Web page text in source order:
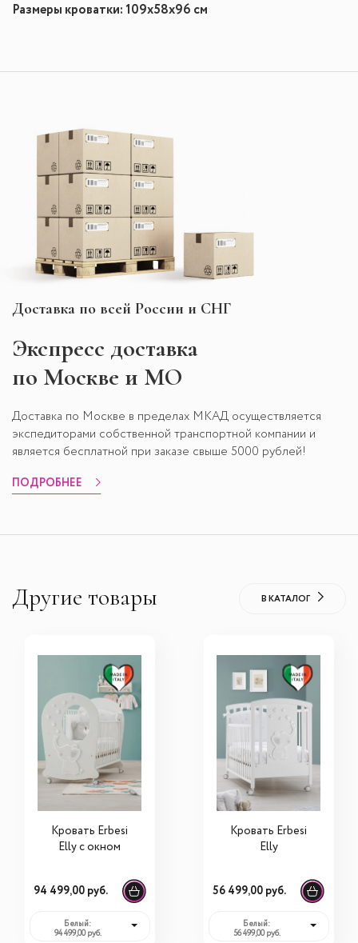
Размеры кроватки: 109x58x96 см
Доставка по всей России и СНГ
Экспресс доставка
по Москве и МО
Доставка по Москве в пределах МКАД осуществляется
экспедиторами собственной транспортной компании и
является бесплатной при заказе свыше 5000 рублей!
ПОДРОБНЕЕ
Другие товары В КАТАЛОГ
Кровать Erbesi
Elly с окном
94 499,00 руб.
Белый:
94 499,00 руб.
Кровать Erbesi
Elly
56 499,00 руб.
Белый:
56 499,00 руб.